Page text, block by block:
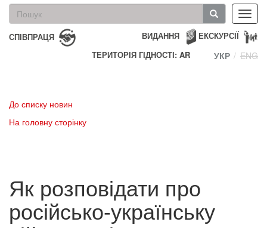
Пошукова
форма
Пошук
СПІВПРАЦЯ ЕКСКУРСІЇ
ВИДАННЯ
ТЕРИТОРІЯ ГІДНОСТІ: AR
УКР ENG
До списку новин
На головну сторінку
Як розповідати про
російсько-українську